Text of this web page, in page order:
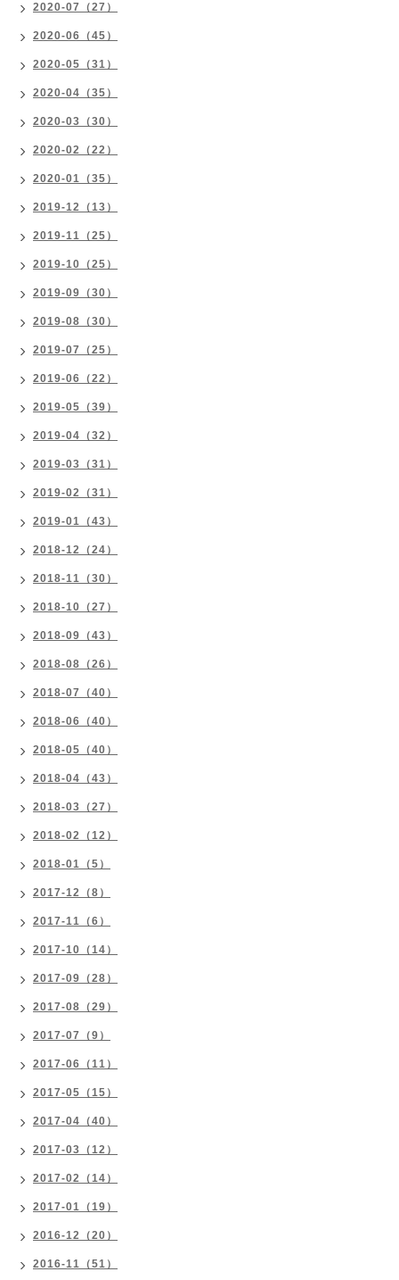
2020-07（27）
2020-06（45）
2020-05（31）
2020-04（35）
2020-03（30）
2020-02（22）
2020-01（35）
2019-12（13）
2019-11（25）
2019-10（25）
2019-09（30）
2019-08（30）
2019-07（25）
2019-06（22）
2019-05（39）
2019-04（32）
2019-03（31）
2019-02（31）
2019-01（43）
2018-12（24）
2018-11（30）
2018-10（27）
2018-09（43）
2018-08（26）
2018-07（40）
2018-06（40）
2018-05（40）
2018-04（43）
2018-03（27）
2018-02（12）
2018-01（5）
2017-12（8）
2017-11（6）
2017-10（14）
2017-09（28）
2017-08（29）
2017-07（9）
2017-06（11）
2017-05（15）
2017-04（40）
2017-03（12）
2017-02（14）
2017-01（19）
2016-12（20）
2016-11（51）